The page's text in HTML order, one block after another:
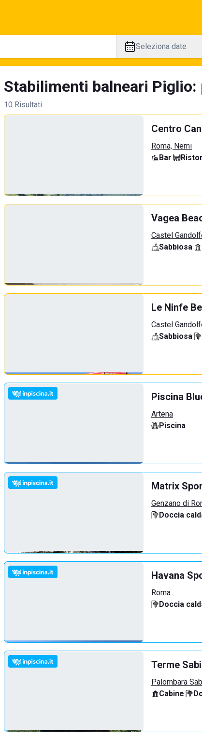
Seleziona date
Stabilimenti balneari
10 Risultati
Centro
Roma, Nemi
Bar·
Vagea
Castel
Sabbiosa·
Le Ninfe
Castel
Sabbiosa·
Piscina
Artena
Piscina
Matrix
Genzano di
Doccia
Havana
Roma
Doccia
Terme
Palombara
Cabine·